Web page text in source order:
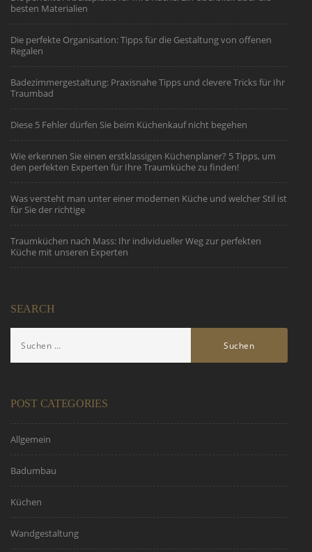
besten Materialien
Die perfekte Organisation: Tipps für die Gestaltung von offenen
Regalen
Badezimmergestaltung: Praxisnahe Tipps und clevere Tricks für Ihr
Traumbad
Diese 5 Fehler dürfen Sie beim Küchenkauf nicht begehen
Wie erkennen Sie einen erstklassigen Küchenplaner? 5 Tipps, um
den perfekten Experten für Ihre Traumküche zu finden!
Was versteht man unter einer modernen Küche und welcher Stil ist
für Sie der richtige
Traumküchen nach Mass: Ihr individueller Weg zur perfekten
Küche mit unseren Experten
SEARCH
POST CATEGORIES
Allgemein
Badumbau
Küchen
Wandgestaltung